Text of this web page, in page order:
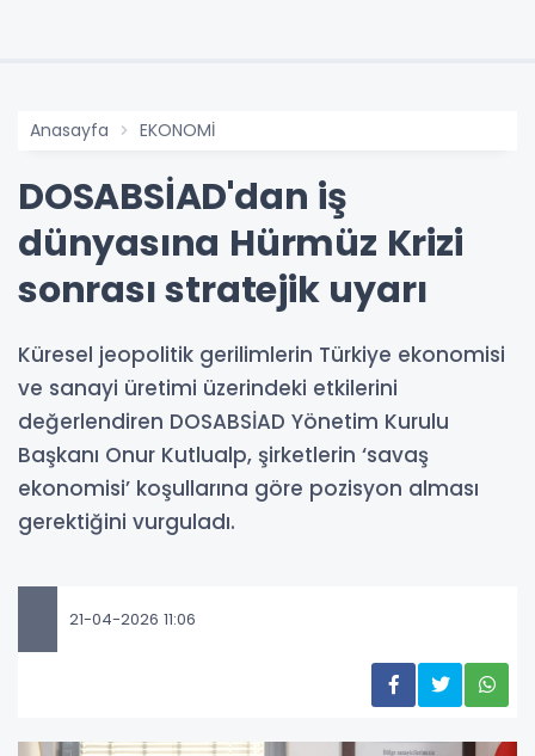
Anasayfa EKONOMİ
DOSABSİAD'dan iş
dünyasına Hürmüz Krizi
sonrası stratejik uyarı
Küresel jeopolitik gerilimlerin Türkiye ekonomisi
ve sanayi üretimi üzerindeki etkilerini
değerlendiren DOSABSİAD Yönetim Kurulu
Başkanı Onur Kutlualp, şirketlerin ‘savaş
ekonomisi’ koşullarına göre pozisyon alması
gerektiğini vurguladı.
21-04-2026 11:06